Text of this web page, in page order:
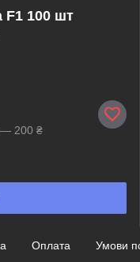
F1 100 шт
— 200 ₴
Оплата Умови